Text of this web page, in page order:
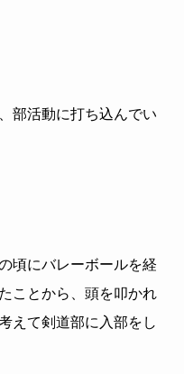
部活動に打ち込んでい
頃にバレーボールを経
ことから、頭を叩かれ
えて剣道部に入部をし